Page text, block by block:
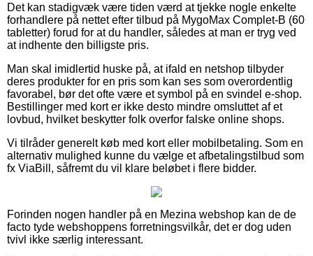
Det kan stadigvæk være tiden værd at tjekke nogle enkelte
forhandlere på nettet efter tilbud på MygoMax Complet-B (60
tabletter) forud for at du handler, således at man er tryg ved
at indhente den billigste pris.
Man skal imidlertid huske på, at ifald en netshop tilbyder
deres produkter for en pris som kan ses som overordentlig
favorabel, bør det ofte være et symbol på en svindel e-shop.
Bestillinger med kort er ikke desto mindre omsluttet af et
lovbud, hvilket beskytter folk overfor falske online shops.
Vi tilråder generelt køb med kort eller mobilbetaling. Som en
alternativ mulighed kunne du vælge et afbetalingstilbud som
fx ViaBill, såfremt du vil klare beløbet i flere bidder.
Forinden nogen handler på en Mezina webshop kan de de
facto tyde webshoppens forretningsvilkår, det er dog uden
tvivl ikke særlig interessant.